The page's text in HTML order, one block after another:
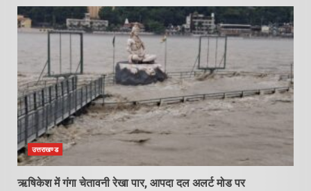
उत्तराखण्ड
ऋषिकेश में गंगा चेतावनी रेखा पार, आपदा दल अलर्ट मोड पर